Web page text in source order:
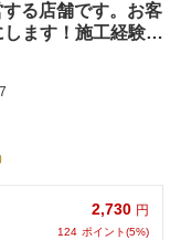
る店舗です。お客
ます！施工経験豊
車を「あっ！キレ
2,730 円
124 ポイント(5%)